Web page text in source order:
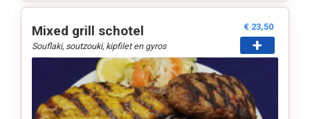
Mixed grill schotel
Souflaki, soutzouki, kipfilet en gyros
€ 23,50
+